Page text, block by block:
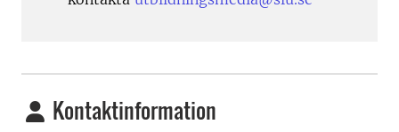
Kontaktinformation